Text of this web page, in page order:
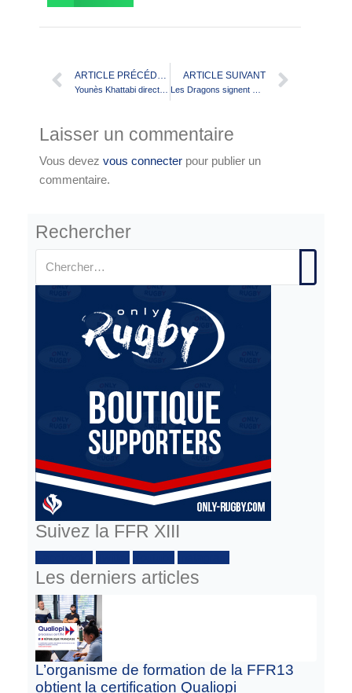
ARTICLE PRÉCÉDENT ARTICLE SUIVANT
Laisser un commentaire
Vous devez vous connecter pour publier un
commentaire.
Rechercher
Suivez la FFR XIII
Les derniers articles
L’organisme de formation de la FFR13
obtient la certification Qualiopi